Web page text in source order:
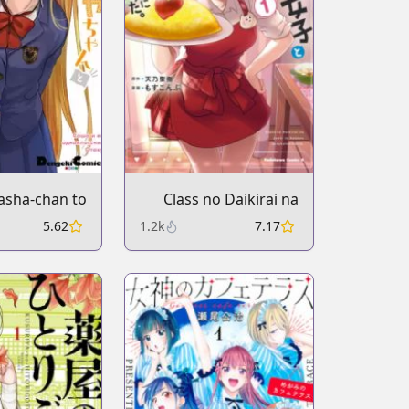
Class no Daikirai na
Joshi to Kekkon suru
7.17
1.2k
chan to
Otaku-kun
5.62